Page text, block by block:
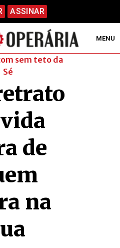
ASSINAR
MENU
sem teto da
Sé
de
na